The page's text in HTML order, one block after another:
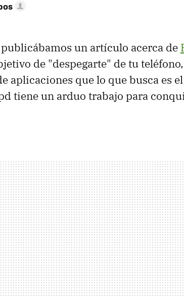
un artículo acerca de
de "despegarte" de tu
aplicaciones que lo que busca es
tiene un arduo trabajo para